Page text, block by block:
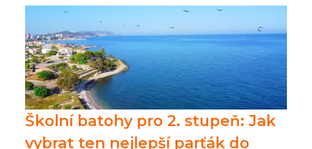
Školní batohy pro 2. stupeň: Jak
vybrat ten nejlepší parťák do